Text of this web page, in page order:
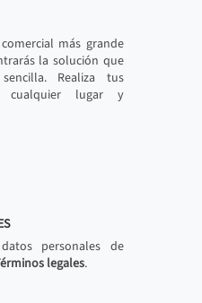
más grande
la solución que
Realiza tus
cualquier lugar y
personales de
legales.